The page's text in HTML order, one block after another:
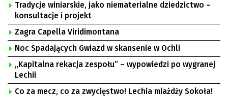
Tradycje winiarskie, jako niematerialne dziedzictwo –
konsultacje i projekt
Zagra Capella Viridimontana
Noc Spadających Gwiazd w skansenie w Ochli
„Kapitalna rekacja zespołu” – wypowiedzi po wygranej
Lechii
Co za mecz, co za zwycięstwo! Lechia miażdży Sokoła!